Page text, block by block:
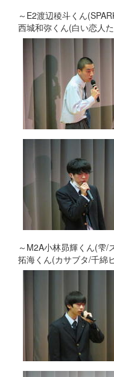
～E2渡辺稜斗くん
西城和弥くん(白い恋人
～M2A小林昴輝くん
拓海くん(カサブタ/千綿